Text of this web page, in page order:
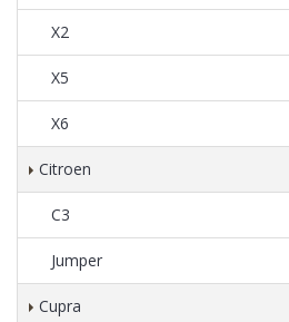
X2
X5
X6
Citroen
C3
Jumper
Cupra